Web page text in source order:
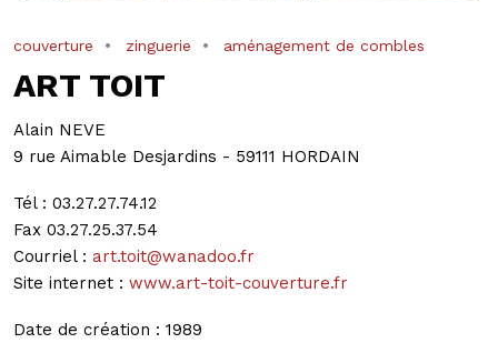
couverture zinguerie aménagement de combles
ART TOIT
Alain NEVE
9 rue Aimable Desjardins - 59111 HORDAIN
Tél : 03.27.27.74.12
Fax 03.27.25.37.54
Courriel : art.toit@wanadoo.fr
Site internet : www.art-toit-couverture.fr
Date de création : 1989